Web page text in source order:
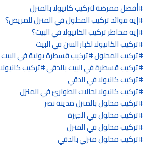
أفضل ممرضة لتركيب كانيولا بالمنزل
إيه فوائد تركيب المحلول في المنزل للمريض؟
إيه مخاطر تركيب الكانيولا في البيت؟
تركيب الكانيولا لكبار السن في البيت
تركيب المحلول تركيب قسطرة بولية في البيت
تركيب قسطرة في البيت بالدقي تركيب كانيولا
تركيب كانيولا في الدقي
تركيب كانيولا لحالات الطوارئ في المنزل
تركيب محلول بالمنزل مدينة نصر
تركيب محلول في الجيزة
تركيب محلول في المنزل
تركيب محلول منزلي بالدقي